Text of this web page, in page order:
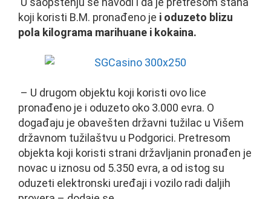
koji koristi B.M. pronađeno je i oduzeto blizu
pola kilograma marihuane i kokaina.
– U drugom objektu koji koristi ovo lice
pronađeno je i oduzeto oko 3.000 evra. O
događaju je obavešten državni tužilac u Višem
državnom tužilaštvu u Podgorici. Pretresom
objekta koji koristi strani državljanin pronađen je
novac u iznosu od 5.350 evra, a od istog su
oduzeti elektronski uređaji i vozilo radi daljih